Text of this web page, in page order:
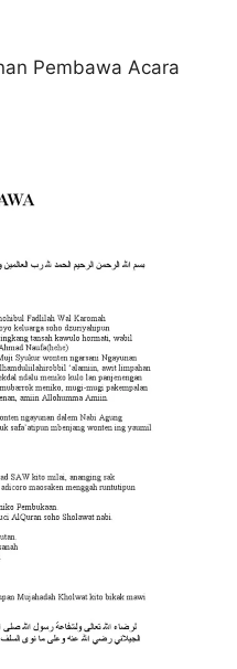
Pembawa Acara